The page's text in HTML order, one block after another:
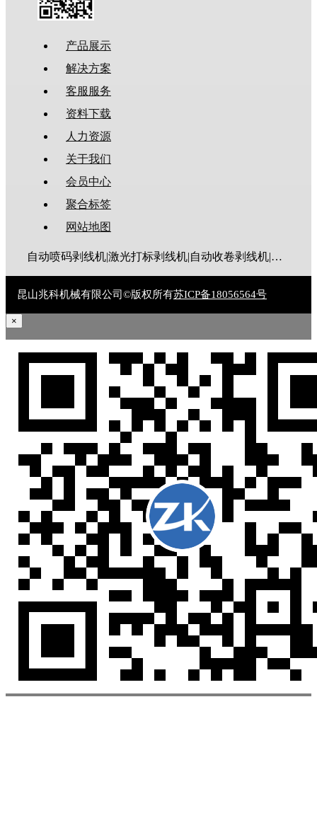
产品展示
解决方案
客服服务
资料下载
人力资源
关于我们
会员中心
聚合标签
网站地图
自动喷码剥线机|激光打标剥线机|自动收卷剥线机|全伺服剥线机|大平方剥线机|新能源剥线机|多芯线剥线机|护套线剥线机|排线剥线机|折弯剥线机|同轴线剥线机|漆包线脱漆机|废线剥皮机|裁线机|剥线机|电脑剥线机
昆山兆科机械有限公司©版权所有苏ICP备18056564号
×